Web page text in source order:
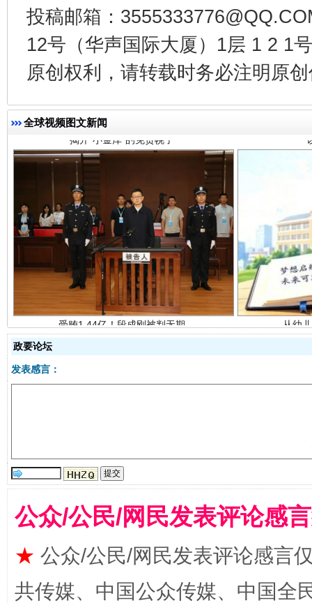
投稿邮箱：
12号（华声国际大厦）1层 1 2 1
原创权利，请转载时务必注明原
全球视频图文新闻
揭开“小金库”的免责幌子
受贿1.44亿！段成刚被判无期 从幼
政要论坛
发表感言：
公众/公民/网民发表评论感
★ 公众/公民/网民发表评论感言
共传媒、中国公众传媒、中国全